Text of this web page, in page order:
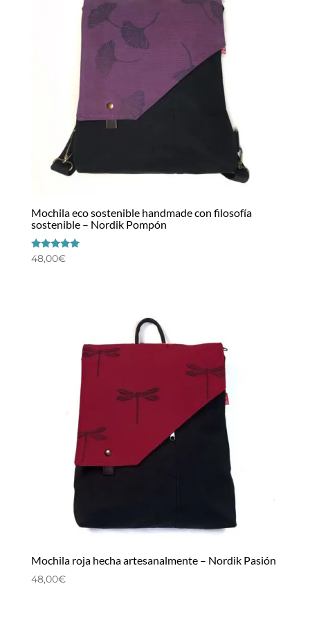
Mochila eco sostenible handmade con filosofía
sostenible – Nordik Pompón
Valorado
con
48,00€
Mochila roja hecha artesanalmente – Nordik Pasión
48,00€